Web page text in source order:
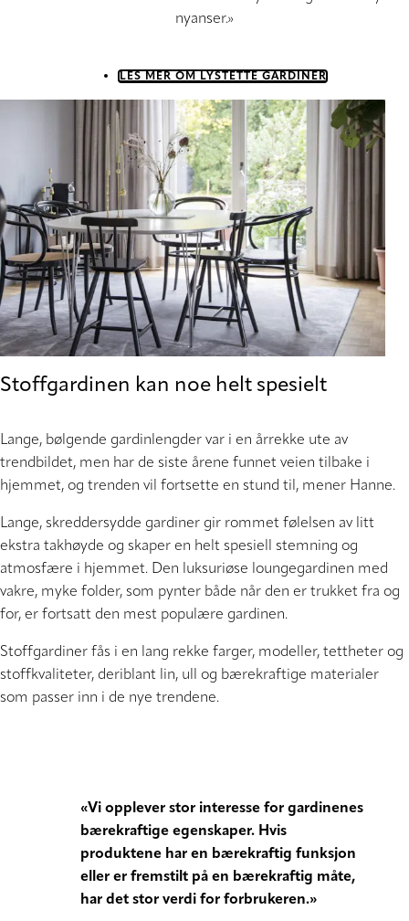
nyanser.»
LES MER OM LYSTETTE GARDINER
Stoffgardinen kan noe helt spesielt
Lange, bølgende gardinlengder var i en årrekke ute av
trendbildet, men har de siste årene funnet veien tilbake i
hjemmet, og trenden vil fortsette en stund til, mener Hanne.
Lange, skreddersydde gardiner gir rommet følelsen av litt
ekstra takhøyde og skaper en helt spesiell stemning og
atmosfære i hjemmet. Den luksuriøse loungegardinen med
vakre, myke folder, som pynter både når den er trukket fra og
for, er fortsatt den mest populære gardinen.
Stoffgardiner fås i en lang rekke farger, modeller, tettheter og
stoffkvaliteter, deriblant lin, ull og bærekraftige materialer
som passer inn i de nye trendene.
«Vi opplever stor interesse for gardinenes
bærekraftige egenskaper. Hvis
produktene har en bærekraftig funksjon
eller er fremstilt på en bærekraftig måte,
har det stor verdi for forbrukeren.»